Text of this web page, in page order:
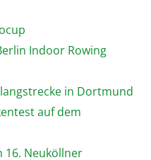
Indoor Rowing
in Dortmund
auf dem
16. Neuköllner